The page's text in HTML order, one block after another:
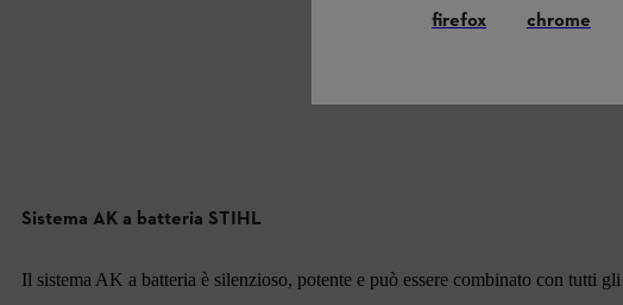
Sistema AK a batteria STIHL
Il sistema AK a batteria è silenzioso, potente e può essere combinato con tutti
firefox chrome